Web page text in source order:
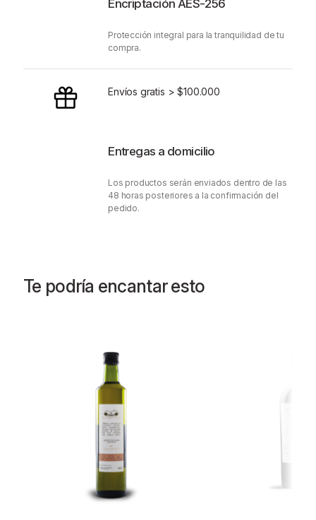
Encriptación AES-256
Protección integral para la tranquilidad de tu
compra.
Envíos gratis > $100.000
Entregas a domicilio
Los productos serán enviados dentro de las
48 horas posteriores a la confirmación del
pedido.
Te podría encantar esto